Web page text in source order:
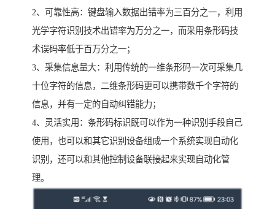
2、可靠性高：键盘输入数据出错率为三百分之一，利用
光学字符识别技术出错率为万分之一，而采用条形码技
术误码率低于百万分之一；
3、采集信息量大：利用传统的一维条形码一次可采集几
十位字符的信息，二维条形码更可以携带数千个字符的
信息，并有一定的自动纠错能力；
4、灵活实用：条形码标识既可以作为一种识别手段自己
使用，也可以和其它识别设备组成一个系统实现自动化
识别，还可以和其他控制设备联接起来实现自动化管
理。